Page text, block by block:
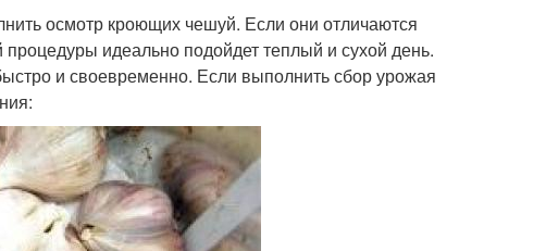
осмотр кроющих чешуй. Если они отличаются
идеально подойдет теплый и сухой день.
и своевременно. Если выполнить сбор урожая